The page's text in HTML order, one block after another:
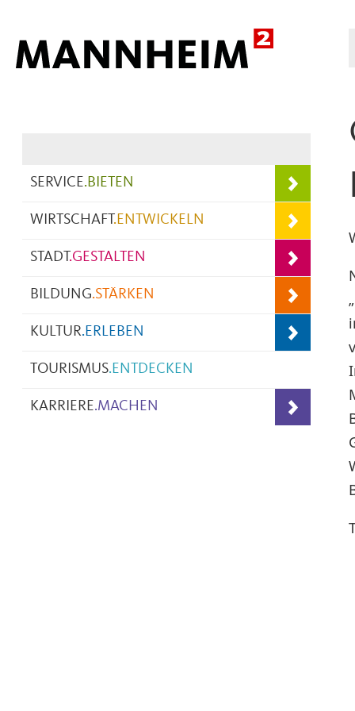
SERVICE.BIETEN
WIRTSCHAFT.ENTWICKELN
STADT.GESTALTEN
BILDUNG.STÄRKEN
KULTUR.ERLEBEN
TOURISMUS.ENTDECKEN
KARRIERE.MACHEN